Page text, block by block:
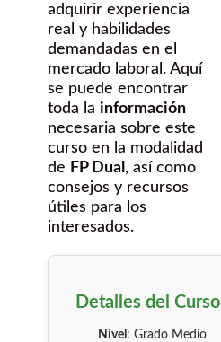
adquirir experiencia
real y habilidades
demandadas en el
mercado laboral. Aquí
se puede encontrar
toda la información
necesaria sobre este
curso en la modalidad
de FP Dual , así como
consejos y recursos
útiles para los
interesados.
Detalles del Curso
Nivel : Grado Medio